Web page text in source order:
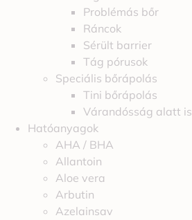
Problémás bőr
Ráncok
Sérült barrier
Tág pórusok
Speciális bőrápolás
Tini bőrápolás
Várandósság alatt is
Hatóanyagok
AHA / BHA
Allantoin
Aloe vera
Arbutin
Azelainsav